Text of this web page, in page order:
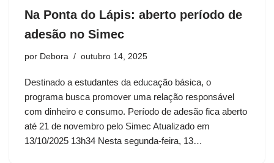
Na Ponta do Lápis: aberto período de
adesão no Simec
por Debora outubro 14, 2025
Destinado a estudantes da educação básica, o
programa busca promover uma relação responsável
com dinheiro e consumo. Período de adesão fica aberto
até 21 de novembro pelo Simec Atualizado em
13/10/2025 13h34 Nesta segunda-feira, 13…